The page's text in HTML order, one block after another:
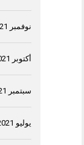
نوفمبر 2021
أكتوبر 2021
سبتمبر 2021
يوليو 2021